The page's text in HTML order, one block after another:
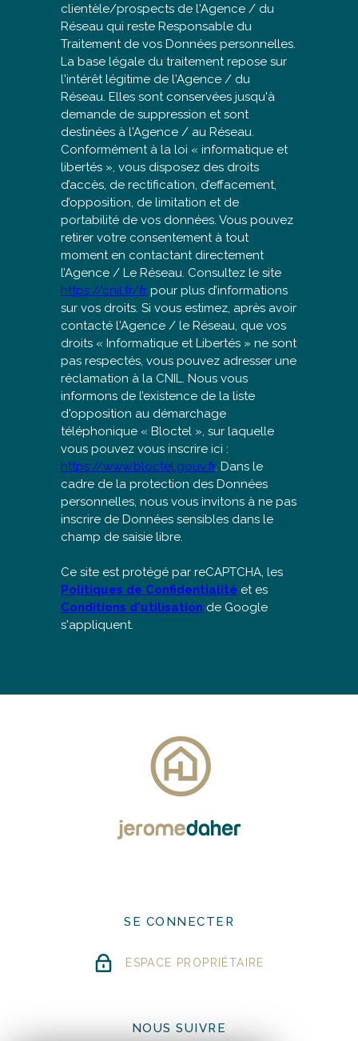
clientèle/prospects de l'Agence / du
Réseau qui reste Responsable du
Traitement de vos Données personnelles.
La base légale du traitement repose sur
l'intérêt légitime de l'Agence / du
Réseau. Elles sont conservées jusqu'à
demande de suppression et sont
destinées à l'Agence / au Réseau.
Conformément à la loi « informatique et
libertés », vous disposez des droits
d’accès, de rectification, d’effacement,
d’opposition, de limitation et de
portabilité de vos données. Vous pouvez
retirer votre consentement à tout
moment en contactant directement
l’Agence / Le Réseau. Consultez le site
https://cnil.fr/fr pour plus d’informations
sur vos droits. Si vous estimez, après avoir
contacté l'Agence / le Réseau, que vos
droits « Informatique et Libertés » ne sont
pas respectés, vous pouvez adresser une
réclamation à la CNIL. Nous vous
informons de l’existence de la liste
d'opposition au démarchage
téléphonique « Bloctel », sur laquelle
vous pouvez vous inscrire ici :
https://www.bloctel.gouv.fr. Dans le
cadre de la protection des Données
personnelles, nous vous invitons à ne pas
inscrire de Données sensibles dans le
champ de saisie libre.
Ce site est protégé par reCAPTCHA, les
Politiques de Confidentialité et es
Conditions d'utilisation de Google
s'appliquent.
SE CONNECTER
ESPACE PROPRIÉTAIRE
NOUS SUIVRE